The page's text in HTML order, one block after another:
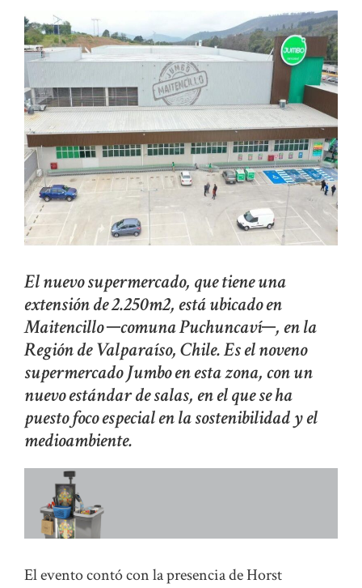
El nuevo supermercado, que tiene una
extensión de 2.250m2, está ubicado en
Maitencillo ─comuna Puchuncaví─, en la
Región de Valparaíso, Chile. Es el noveno
supermercado Jumbo en esta zona, con un
nuevo estándar de salas, en el que se ha
puesto foco especial en la sostenibilidad y el
medioambiente.
El evento contó con la presencia de Horst